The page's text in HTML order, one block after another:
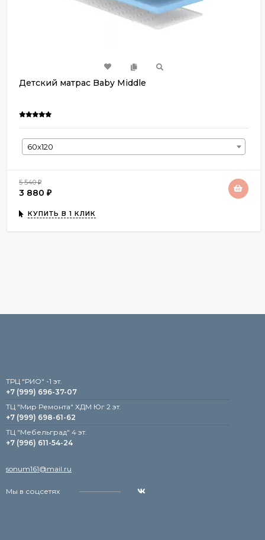
Детский матрас Baby Middle
60x120
5 540₽
3 880 ₽
КУПИТЬ В 1 КЛИК
TРЦ "РИО" -1 эт.
+7 (999) 696-37-07
ТЦ "Мир Ремонта" ХДМ Юг 2 эт.
+7 (999) 698-61-62
TЦ "Мебельград" 4 эт.
+7 (996) 611-54-24
sonum161@mail.ru
Мы в соцсетях